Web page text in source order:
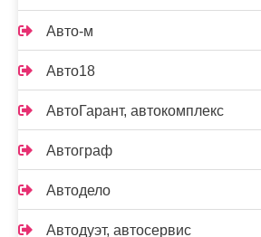
Авто-м
Авто18
АвтоГарант, автокомплекс
Автограф
Автодело
Автодуэт, автосервис